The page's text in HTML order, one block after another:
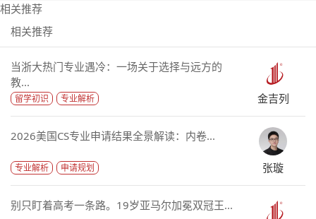
相关推荐
相关推荐
当浙大热门专业遇冷：一场关于选择与远方的
教...
留学初识 专业解析 金吉列
2026美国CS专业申请结果全景解读：内卷...
专业解析 申请规划 张璇
别只盯着高考一条路。19岁亚马尔加冕双冠王...